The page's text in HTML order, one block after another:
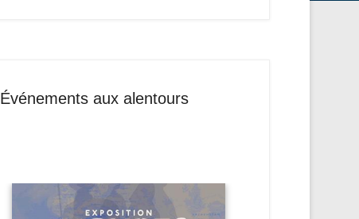
Événements aux alentours